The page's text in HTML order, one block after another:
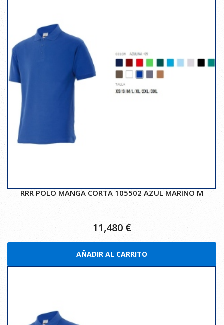
RRR POLO MANGA CORTA 105502 AZUL MARINO M
11,480 €
AÑADIR AL CARRITO